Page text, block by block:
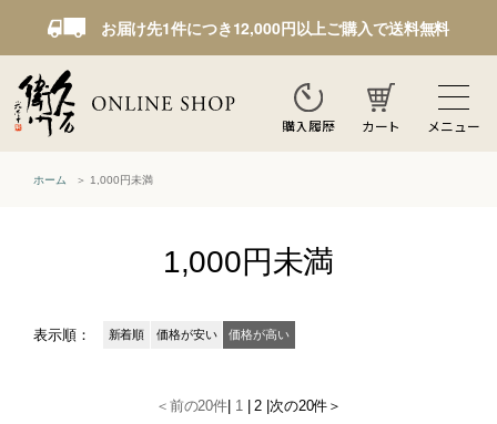
お届け先1件につき12,000円以上ご購入で送料無料
購入履歴 カート メニュー
ホーム 1,000円未満
1,000円未満
表示順： 新着順 価格が安い 価格が高い
＜前の20件| 1 | 2 |次の20件＞